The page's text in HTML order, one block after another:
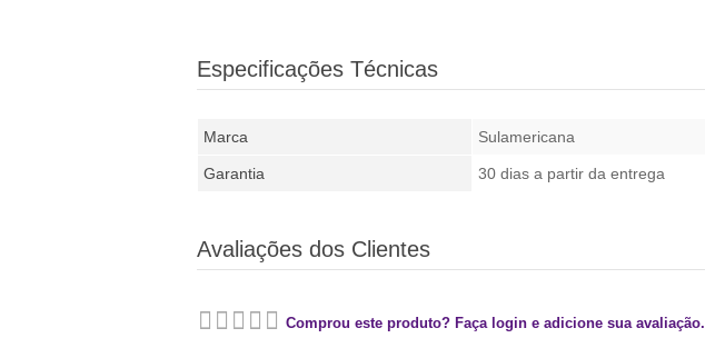
Especificações Técnicas
Marca Sulamericana
Garantia 30 dias a partir da entrega
Avaliações dos Clientes
Comprou este produto? Faça login e adicione sua avaliação.